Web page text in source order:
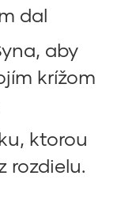
dal
aby
krížom
ktorou
rozdielu.